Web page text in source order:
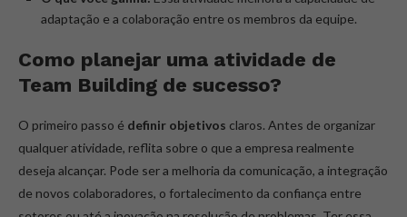
adaptação e a colaboração entre os membros da equipe.
Como planejar uma atividade de
Team Building de sucesso?
O primeiro passo é definir objetivos claros. Antes de organizar
qualquer atividade, reflita sobre o que a empresa realmente
deseja alcançar. Pode ser a melhoria da comunicação, a integração
de novos colaboradores, o fortalecimento da confiança entre